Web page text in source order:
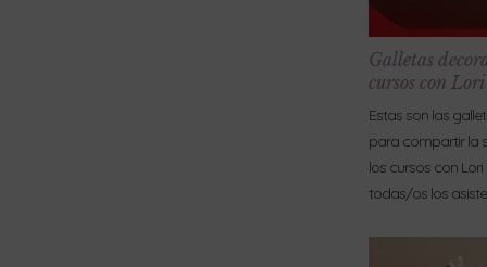
Galletas
cursos con
Estas son las
para compartir la
los cursos con
todas/os los